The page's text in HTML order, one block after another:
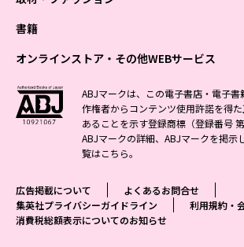
Vジャンプ
最強ジャンプ
少年ジャンプ+
ジャンプTOON
ジャンプルーキー！
S-MANGA
青年マンガ
ZEBRACK
S-MANGA
集英社ジャンプリミックス
週刊ヤングジャンプ
ヤングジャンプ定期購読デジタル
少女マンガ
ZEBRACK
S-MANGA
集英社コミック文庫
マーガレット
別冊マーガレット
女性マンガ
ジャンプTOON
集英社コミック文庫
マンガMee公式サイト
リマコミ
ファッション・美容
BAILA
MAQUIA
eclat
T JAPAN
芸能・情報・スポーツ
週プレNEWS
週プレ グラジャパ!
書籍
文芸・文庫・総合
小説すばる
集英社 文芸ステーション
web 集英社文庫
アジア人物史
学芸・ノンフィクション・新書
1日5分で、明日は変わる よみタイ yomitai
集英社学芸部 - 学芸・ノンフィクション
集英社ビジネス書
集英社新書プラス - 知の水先案内人
kotoba
ライトノベル・ノベライズ
集英社オレンジ文庫
JUMP j-BOOKS
ダッシュエックス文庫公式サイト
集英社Webマガジン コバルト
集英社の児童図書 S-KIDS.LAND
オンラインストア・その他WEBサービス
オンラインストア
OTO
SHUEISHA MANGA-ART HERITAGE
ジャンプキャラクターズストア
HAPPY PLUS STORE
SHUEISHA VOX
LEEマルシェ
その他WEBサービス
集英社アドナビ
集英社エディターズ・ラボ
ABJマークは、この電子書店・電子
作権者からコンテンツ使用許諾を得
あることを示す登録商標（登録番号
ABJマークの詳細、ABJマークを掲示
覧はこちら。
広告掲載について
よくあるお問合せ
集英社プライバシーガイドライン
利用規約・
消費税総額表示についてのお知らせ